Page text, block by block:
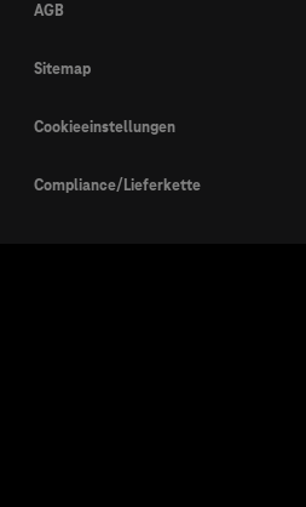
AGB
Sitemap
Cookieeinstellungen
Compliance/Lieferkette